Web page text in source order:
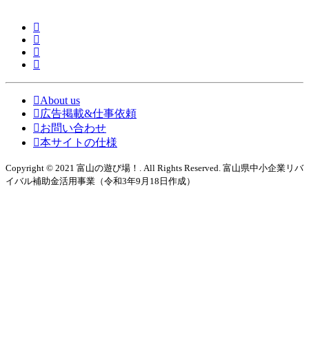
About us
広告掲載&仕事依頼
お問い合わせ
本サイトの仕様
Copyright © 2021 富山の遊び場！. All Rights Reserved. 富山県中小企業リバ
イバル補助金活用事業（令和3年9月18日作成）